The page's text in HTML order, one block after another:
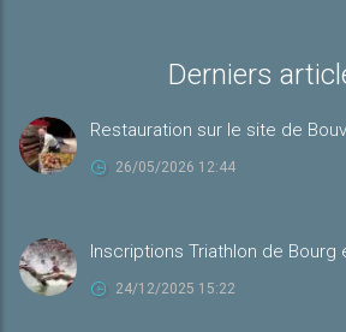
Derniers
Restauration sur le site de
26/05/2026 12:44
Inscriptions Triathlon de Bourg
24/12/2025 15:22